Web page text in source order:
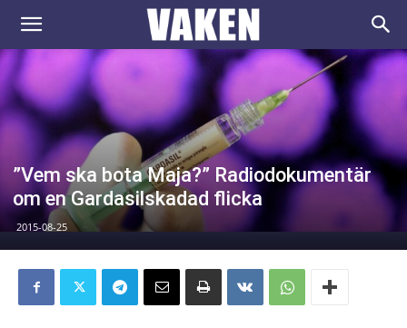
VAKEN.se
”Vem ska bota Maja?” Radiodokumentär
om en Gardasilskadad flicka
2015-08-25